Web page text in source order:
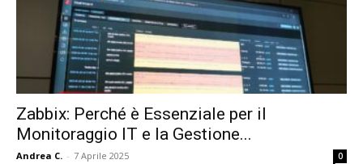
Zabbix: Perché è Essenziale per il
Monitoraggio IT e la Gestione...
Andrea C. - 7 Aprile 2025 0